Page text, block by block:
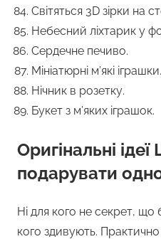
Світяться 3D зірки на
Небесний ліхтарик у
Сердечне печиво.
Мініатюрні м’які іграшки.
Нічник в розетку.
Букет з м’яких іграшок.
Оригінальні
подарувати
Ні для кого не секрет,
кого здивують.